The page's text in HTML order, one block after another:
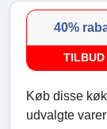
40%
TILBUD
Køb disse
udvalgte